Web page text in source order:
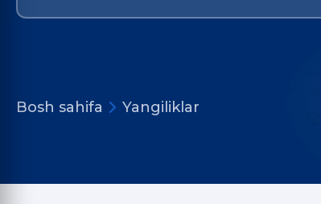
Bosh sahifa Yangiliklar